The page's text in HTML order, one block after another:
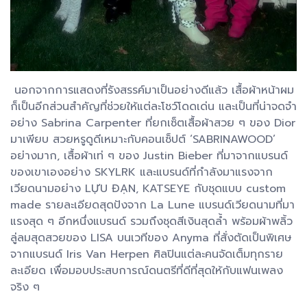
นอกจากการแสดงที่รังสรรค์มาเป็นอย่างดีแล้ว เสื้อผ้าหน้าผม
ก็เป็นอีกส่วนสำคัญที่ช่วยให้แต่ละโชว์โดดเด่น และเป็นที่น่าจดจำ
อย่าง Sabrina Carpenter ที่ยกเซ็ตเสื้อผ้าสวย ๆ ของ Dior
มาเพียบ สวยหรูดูดีเหมาะกับคอนเซ็ปต์ ‘SABRINAWOOD’
อย่างมาก, เสื้อผ้าเท่ ๆ ของ Justin Bieber ที่มาจากแบรนด์
ของเขาเองอย่าง SKYLRK และแบรนด์ที่กำลังมาแรงจาก
เวียดนามอย่าง LỰU ĐẠN, KATSEYE กับชุดแบบ custom
made รายละเอียดสุดปังจาก La Lune แบรนด์เวียดนามที่มา
แรงสุด ๆ อีกหนึ่งแบรนด์ รวมถึงชุดสีเงินสุดล้ำ พร้อมผ้าพลิ้ว
ลู่ลมสุดสวยของ LISA บนเวทีของ Anyma ที่สั่งตัดเป็นพิเศษ
จากแบรนด์ Iris Van Herpen ศิลปินแต่ละคนจัดเต็มทุกราย
ละเอียด เพื่อมอบประสบการณ์ดนตรีที่ดีที่สุดให้กับแฟนเพลง
จริง ๆ